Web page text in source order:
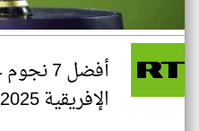
أفضل
الإفريقية 2025